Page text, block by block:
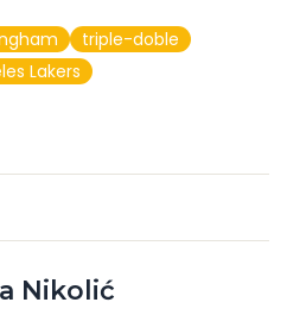
triple-doble
Lakers
Nikolić